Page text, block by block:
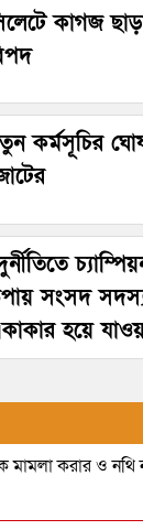
কাগজ
কর্মসূচির
সংসদ
হয়ে
মামলা করার ও নথি